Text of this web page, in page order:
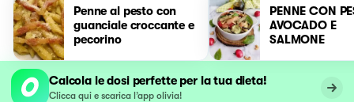
Penne al pesto con
guanciale croccante e
pecorino
PENNE CON
AVOCADO E
SALMONE
Calcola le dosi perfette per la tua dieta!
Clicca qui e scarica l’app olivia!